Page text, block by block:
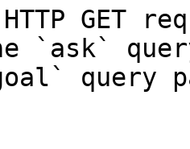
GET
`ask`
query